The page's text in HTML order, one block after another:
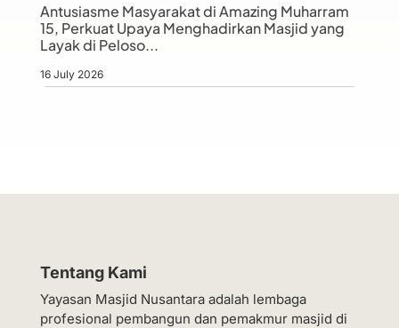
Antusiasme Masyarakat di Amazing Muharram
15, Perkuat Upaya Menghadirkan Masjid yang
Layak di Peloso...
16 July 2026
Tentang Kami
Yayasan Masjid Nusantara adalah lembaga
profesional pembangun dan pemakmur masjid di